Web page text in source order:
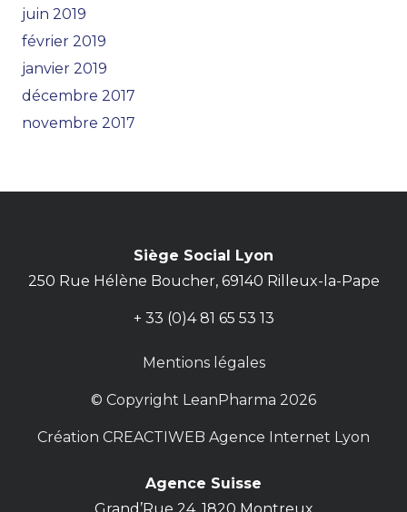
juin 2019
février 2019
janvier 2019
décembre 2017
novembre 2017
Siège Social Lyon
250 Rue Hélène Boucher, 69140 Rilleux-la-Pape
+ 33 (0)4 81 65 53 13
Mentions légales
© Copyright LeanPharma 2026
Création CREACTIWEB Agence Internet Lyon
Agence Suisse